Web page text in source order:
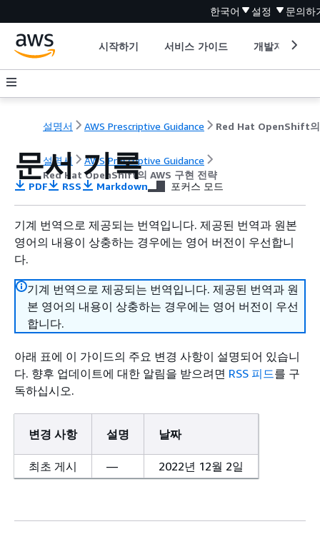
한국어 설정 문의하
시작하기 서비스 가이드 개발자 도구
설명서 AWS Prescriptive Guidance
설명서
AWS Prescriptive Guidance
Red Hat OpenShift의 AWS 구현 전략
문서 기록
PDF RSS Markdown 포커스 모드
기계 번역으로 제공되는 번역입니다. 제공된 번역과 원본
영어의 내용이 상충하는 경우에는 영어 버전이 우선합니
다.
기계 번역으로 제공되는 번역입니다. 제공된 번역과 원
본 영어의 내용이 상충하는 경우에는 영어 버전이 우선
합니다.
아래 표에 이 가이드의 주요 변경 사항이 설명되어 있습니
다. 향후 업데이트에 대한 알림을 받으려면 RSS 피드를 구
독하십시오.
변경 사항 설명 날짜
최초 게시 — 2022년 12월 2일